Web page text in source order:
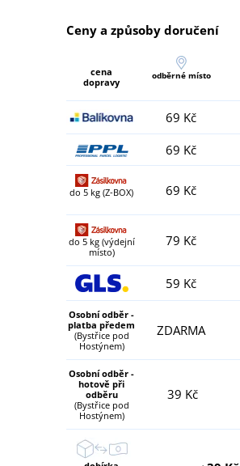
Ceny a způsoby doručení
cena
dopravy
odběrné místo
69 Kč
69 Kč
do 5 kg (Z-BOX) 69 Kč
do 5 kg (výdejní
místo)
79 Kč
59 Kč
Osobní odběr -
platba předem
(Bystřice pod
Hostýnem)
ZDARMA
Osobní odběr -
hotově při
odběru
(Bystřice pod
Hostýnem)
39 Kč